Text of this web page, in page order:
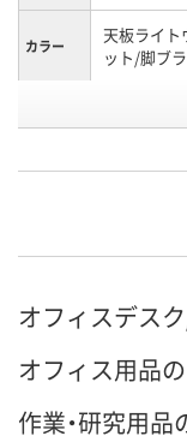
カラー
天板ライト
ット/脚ブ
幅1200×
高さ720mm
お申込番
オフィスデス
オフィス用品
作業・研究用